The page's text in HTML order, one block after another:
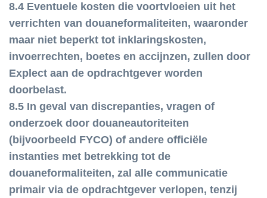
8.4 Eventuele kosten die voortvloeien uit het
verrichten van douaneformaliteiten, waaronder
maar niet beperkt tot inklaringskosten,
invoerrechten, boetes en accijnzen, zullen door
Explect aan de opdrachtgever worden
doorbelast.
8.5 In geval van discrepanties, vragen of
onderzoek door douaneautoriteiten
(bijvoorbeeld FYCO) of andere officiële
instanties met betrekking tot de
douaneformaliteiten, zal alle communicatie
primair via de opdrachtgever verlopen, tenzij